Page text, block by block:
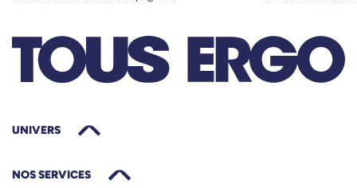
UNIVERS
NOS SERVICES